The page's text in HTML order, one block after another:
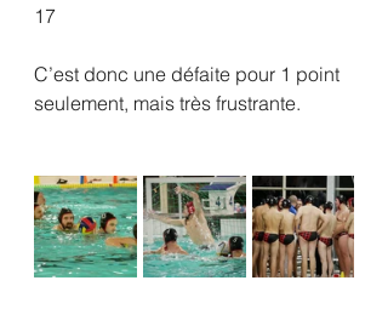
17
C’est donc une défaite pour 1 point
seulement, mais très frustrante.